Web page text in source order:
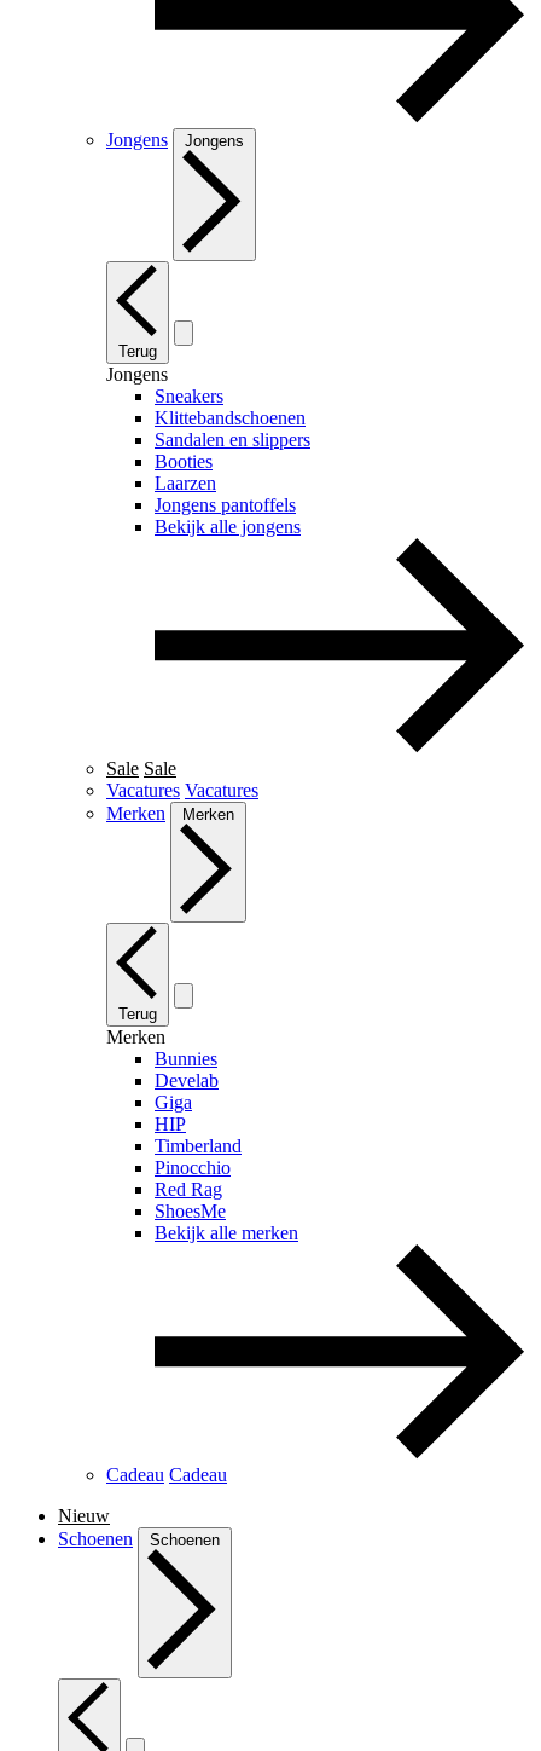
Jongens Jongens
Terug
Jongens
Sneakers
Klittebandschoenen
Sandalen en slippers
Booties
Laarzen
Jongens pantoffels
Bekijk alle jongens
Sale Sale
Vacatures Vacatures
Merken
Merken
Terug
Merken
Bunnies
Develab
Giga
HIP
Timberland
Pinocchio
Red Rag
ShoesMe
Bekijk alle merken
Cadeau Cadeau
Nieuw
Schoenen
Schoenen